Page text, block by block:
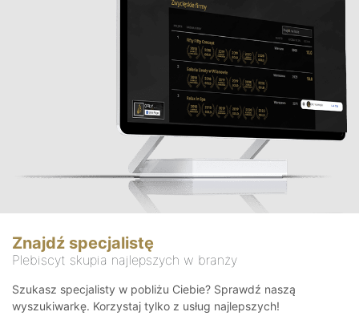
Znajdź specjalistę
Plebiscyt skupia najlepszych w branży
Szukasz specjalisty w pobliżu Ciebie? Sprawdź naszą
wyszukiwarkę. Korzystaj tylko z usług najlepszych!